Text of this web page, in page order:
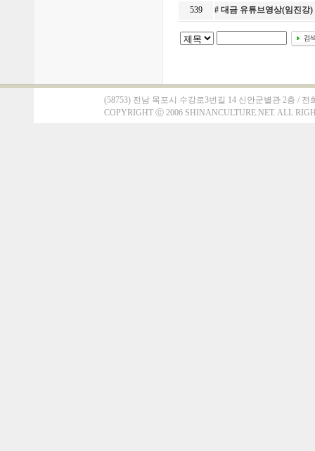
539 # 대금 유튜브영상(임진
(58753) 전남 목포시 수강로3번길 14 신안군별관 2층 / 전
COPYRIGHT ⓒ2006 SHINANCULTURE.NET. ALL